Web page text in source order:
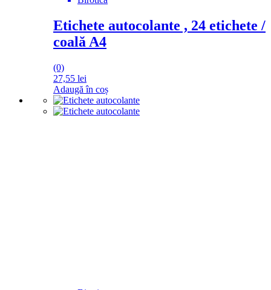
Etichete autocolante , 24 etichete /
coală A4
(0)
27,55 lei
Adaugă în coș